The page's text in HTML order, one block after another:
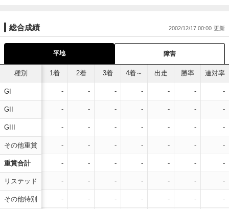
総合成績 2002/12/17 00:00
平地 障害
種別
GI
GII
GIII
その他重賞
重賞合計
リステッド
その他特別
1着 2着 3着 4着～ 出走 勝率 連対率
- - - - - - -
- - - - - - -
- - - - - - -
- - - - - - -
- - - - - - -
- - - - - - -
- - - - - - -